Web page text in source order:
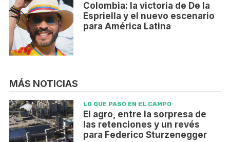
Colombia: la victoria de De la
Espriella y el nuevo escenario
para América Latina
MÁS NOTICIAS
LO QUE PASÓ EN EL CAMPO
El agro, entre la sorpresa de
las retenciones y un revés
para Federico Sturzenegger